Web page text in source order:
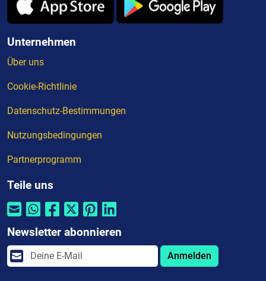
Unternehmen
Über uns
Cookie-Richtlinie
Datenschutz-Bestimmungen
Nutzungsbedingungen
Partnerprogramm
Teile uns
Newsletter abonnieren
Anmelden